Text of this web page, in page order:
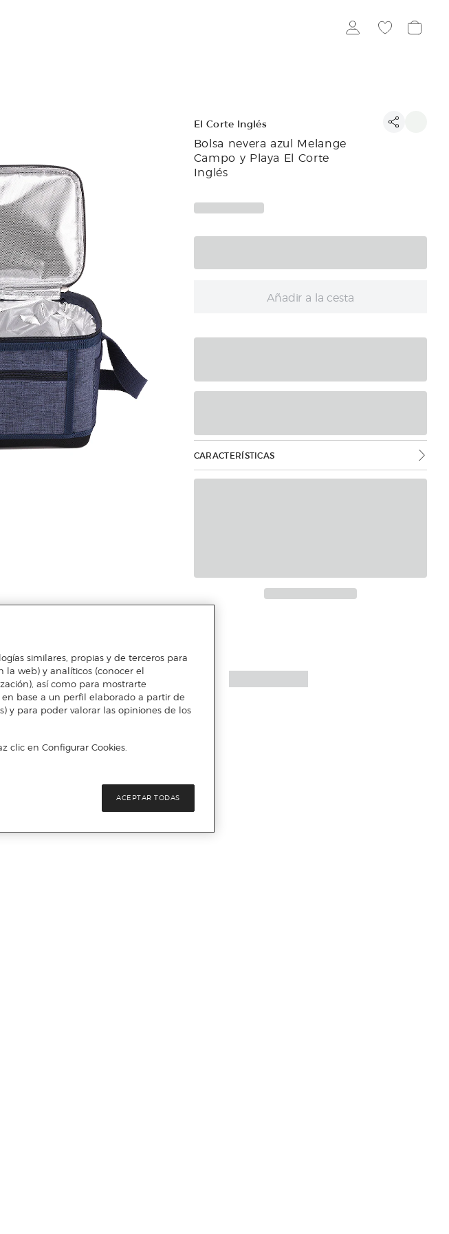
El Corte Inglés
Bolsa nevera azul Melange
Campo y Playa El Corte
Inglés
Añadir a la cesta
CARACTERÍSTICAS
similares, propias y de terceros para
la web) y analíticos (conocer el
así como para mostrarte
base a un perfil elaborado a partir de
y para poder valorar las opiniones de los
clic en Configurar Cookies.
ACEPTAR TODAS